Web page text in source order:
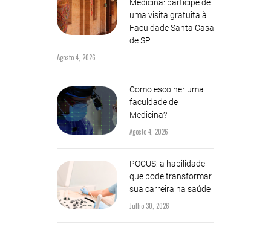
Medicina: participe de
uma visita gratuita à
Faculdade Santa Casa
de SP
Agosto 4, 2026
Como escolher uma
faculdade de
Medicina?
Agosto 4, 2026
POCUS: a habilidade
que pode transformar
sua carreira na saúde
Julho 30, 2026